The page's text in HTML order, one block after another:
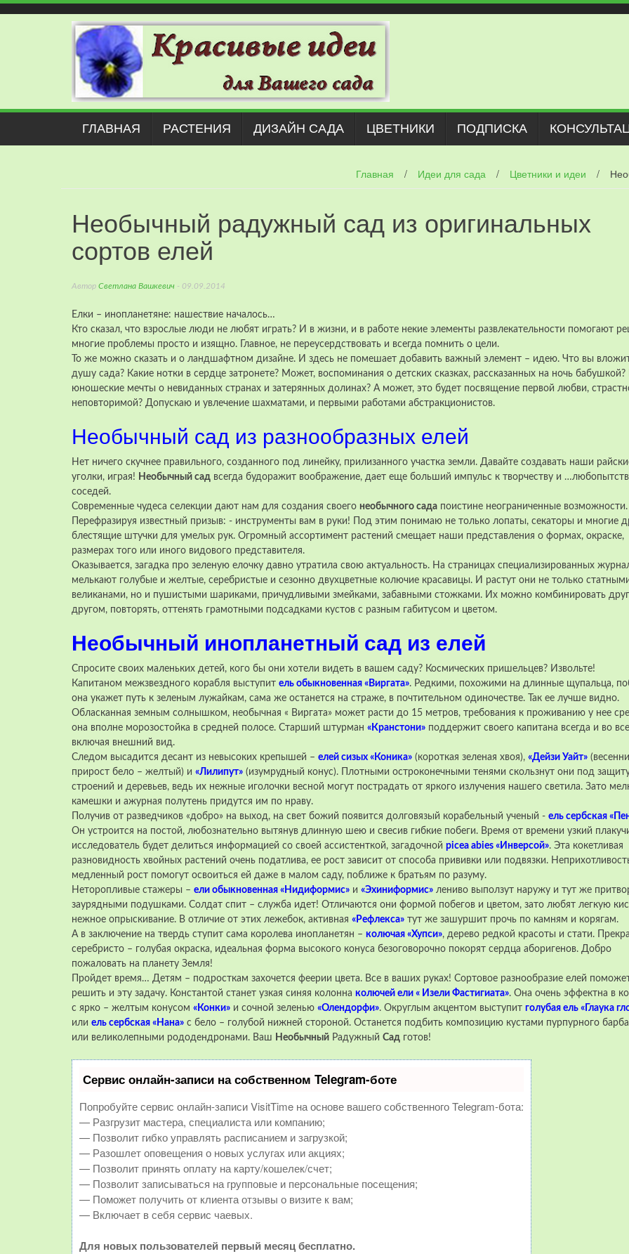
Наверх
ГЛАВНАЯ РАСТЕНИЯ ДИЗАЙН САДА ЦВЕТНИКИ ПОДПИСКА
Главная / Идеи для сада / Цветники и идеи /
Необычный радужный сад из оригинальных
сортов елей
Автор Светлана Вашкевич - 09.09.2014
Елки – инопланетяне: нашествие началось…
Кто сказал, что взрослые люди не любят играть? И в жизни, и в работе некие элементы развлекательности помогают
многие проблемы просто и изящно. Главное, не переусердствовать и всегда помнить о цели.
То же можно сказать и о ландшафтном дизайне. И здесь не помешает добавить важный элемент – идею. Что вы
душу сада? Какие нотки в сердце затронете? Может, воспоминания о детских сказках, рассказанных на ночь
юношеские мечты о невиданных странах и затерянных долинах? А может, это будет посвящение первой любви,
неповторимой? Допускаю и увлечение шахматами, и первыми работами абстракционистов.
Необычный сад из разнообразных елей
Нет ничего скучнее правильного, созданного под линейку, прилизанного участка земли. Давайте создавать наши
уголки, играя! Необычный сад всегда будоражит воображение, дает еще больший импульс к творчеству и
соседей.
Современные чудеса селекции дают нам для создания своего необычного сада поистине неограниченные возможности.
Перефразируя известный призыв: - инструменты вам в руки! Под этим понимаю не только лопаты, секаторы и многие
блестящие штучки для умелых рук. Огромный ассортимент растений смещает наши представления о формах, окраске,
размерах того или иного видового представителя.
Оказывается, загадка про зеленую елочку давно утратила свою актуальность. На страницах специализированных
мелькают голубые и желтые, серебристые и сезонно двухцветные колючие красавицы. И растут они не только
великанами, но и пушистыми шариками, причудливыми змейками, забавными стожками. Их можно комбинировать
другом, повторять, оттенять грамотными подсадками кустов с разным габитусом и цветом.
Необычный инопланетный сад из елей
Спросите своих маленьких детей, кого бы они хотели видеть в вашем саду? Космических пришельцев? Извольте!
Капитаном межзвездного корабля выступит ель обыкновенная «Виргата». Редкими, похожими на длинные щупальца,
она укажет путь к зеленым лужайкам, сама же останется на страже, в почтительном одиночестве. Так ее лучше видно.
Обласканная земным солнышком, необычная « Виргата» может расти до 15 метров, требования к проживанию у нее
она вполне морозостойка в средней полосе. Старший штурман «Кранстони» поддержит своего капитана всегда и во
включая внешний вид.
Следом высадится десант из невысоких крепышей – елей сизых «Коника» (короткая зеленая хвоя), «Дейзи Уайт»
прирост бело – желтый) и «Лилипут» (изумрудный конус). Плотными остроконечными тенями скользнут они под
строений и деревьев, ведь их нежные иголочки весной могут пострадать от яркого излучения нашего светила. Зато
камешки и ажурная полутень придутся им по нраву.
Получив от разведчиков «добро» на выход, на свет божий появится долговязый корабельный ученый - ель сербская
Он устроится на постой, любознательно вытянув длинную шею и свесив гибкие побеги. Время от времени узкий
исследователь будет делиться информацией со своей ассистенткой, загадочной picea abies «Инверсой». Эта кокетливая
разновидность хвойных растений очень податлива, ее рост зависит от способа прививки или подвязки.
медленный рост помогут освоиться ей даже в малом саду, поближе к братьям по разуму.
Неторопливые стажеры – ели обыкновенная «Нидиформис» и «Эхиниформис» лениво выползут наружу и тут же
заурядными подушками. Солдат спит – служба идет! Отличаются они формой побегов и цветом, зато любят легкую
нежное опрыскивание. В отличие от этих лежебок, активная «Рефлекса» тут же зашуршит прочь по камням и корягам.
А в заключение на твердь ступит сама королева инопланетян – колючая «Хупси», дерево редкой красоты и стати.
серебристо – голубая окраска, идеальная форма высокого конуса безоговорочно покорят сердца аборигенов. Добро
пожаловать на планету Земля!
Пройдет время… Детям – подросткам захочется феерии цвета. Все в ваших руках! Сортовое разнообразие елей
решить и эту задачу. Константой станет узкая синяя колонна колючей ели « Изели Фастигиата». Она очень эффектна в
с ярко – желтым конусом «Конки» и сочной зеленью «Олендорфи». Округлым акцентом выступит голубая ель «Глаука
или ель сербская «Нана» с бело – голубой нижней стороной. Останется подбить композицию кустами пурпурного
или великолепными рододендронами. Ваш Необычный Радужный Сад готов!
Сервис онлайн-записи на собственном Telegram-боте
Попробуйте сервис онлайн-записи VisitTime на основе вашего собственного Telegram-бота:
— Разгрузит мастера, специалиста или компанию;
— Позволит гибко управлять расписанием и загрузкой;
— Разошлет оповещения о новых услугах или акциях;
— Позволит принять оплату на карту/кошелек/счет;
— Позволит записываться на групповые и персональные посещения;
— Поможет получить от клиента отзывы о визите к вам;
— Включает в себя сервис чаевых.
Для новых пользователей первый месяц бесплатно.